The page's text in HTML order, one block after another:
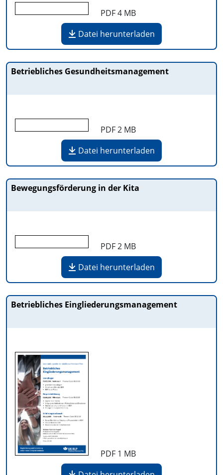
PDF4 MB
Datei herunterladen
Betriebliches Gesundheitsmanagement
PDF2 MB
Datei herunterladen
Bewegungsförderung in der Kita
PDF2 MB
Datei herunterladen
Betriebliches Eingliederungsmanagement
PDF 1 MB